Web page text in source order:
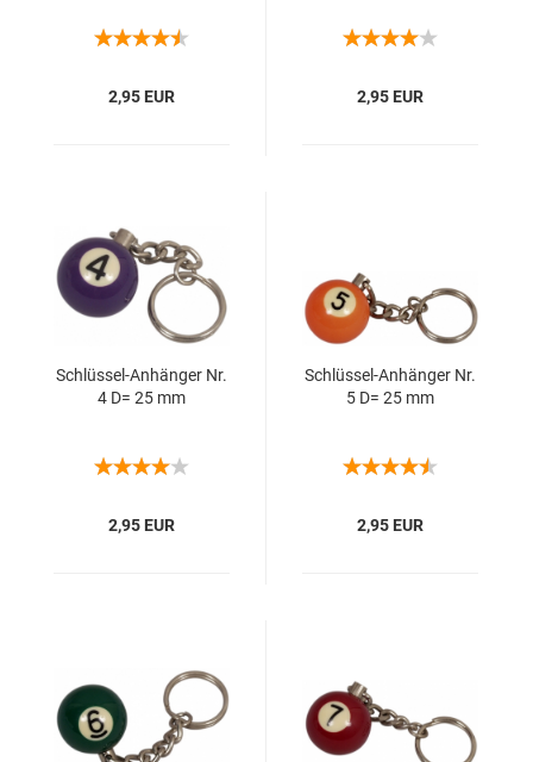
2,95 EUR 2,95 EUR
Schlüssel-​​An­hän­ger Nr.
4 D= 25 mm
2,95 EUR
Schlüssel-​​An­hän­ger Nr.
5 D= 25 mm
2,95 EUR